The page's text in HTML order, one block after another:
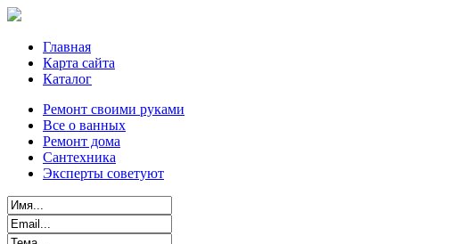
Главная
Карта сайта
Каталог
Ремонт своими руками
Все о ванных
Ремонт дома
Сантехника
Эксперты советуют